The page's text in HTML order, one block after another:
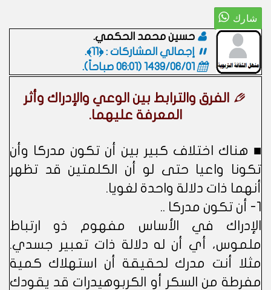
حسين محمد الحكمي.
إجمالي المشاركات : ﴿11﴾.
1439/06/01 (06:01 صباحاً)
.
الفرق والترابط بين الوعي والإدراك وأثر
المعرفة عليهما.
■ هناك اختلاف كبير بين أن تكون مدركا وأن
تكونا واعيا حتى لو أن الكلمتين قد تظهر
أنهما ذات دلالة واحدة لغويا.
1- أن تكون مدركا ..
الإدراك في الأساس مفهوم ذو ارتباط
ملموس، أي أن له دلالة ذات تعبير جسدي.
مثلا أنت مدرك لحقيقة أن استهلاك كمية
مفرطة من السكر أو الكربوهيدرات قد يقودك